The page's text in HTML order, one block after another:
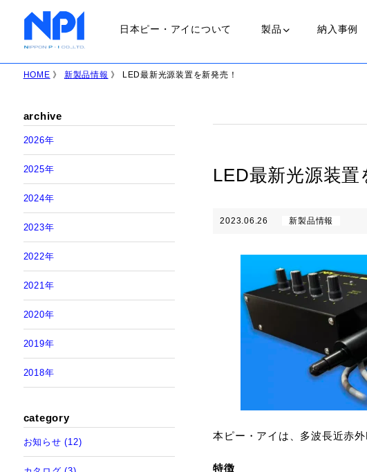
日本ピー・アイについて 製品
ＬＥＤランプ
ＨＩＤランプ
ハロゲンランプ
メタルハライドランプ
納入事例
代表から
職場環境
HOME 》 新製品情報 》 LED最新光源装置を新発売！
archive
2026年
2025年
2024年
2023年
2022年
2021年
2020年
2019年
2018年
category
お知らせ (12)
LED最新光源装置
2023.06.26 新製品情報
本ピー・アイは、多波長近赤
特徴